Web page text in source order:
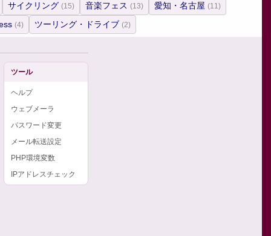
サイクリング (15) 音楽フェス (13) 愛知・名古屋 (11)
(4) ツーリング・ドライブ (2)
ツール
ヘルプ
ウェブメーラ
パスワード変更
メール転送設定
PHP環境変数
IPアドレスチェック